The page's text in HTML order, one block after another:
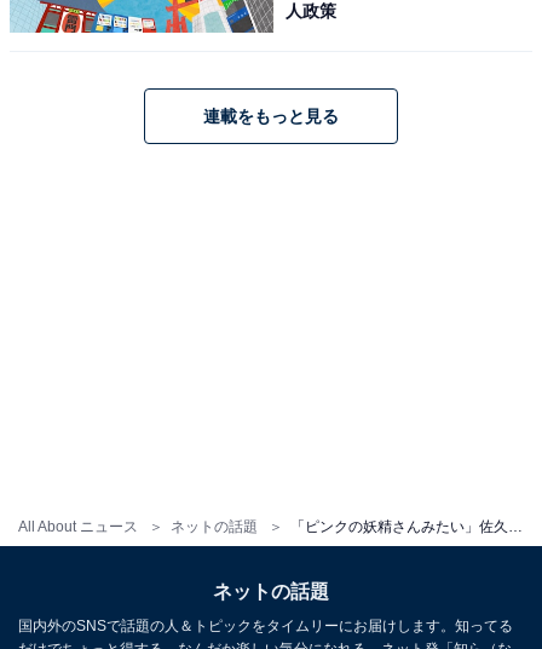
All About ニュース ネットの話題
人政策
連載をもっと見る
ネットの話題
国内外のSNSで話題の人＆トピックをタイムリーにお届けします。知ってる